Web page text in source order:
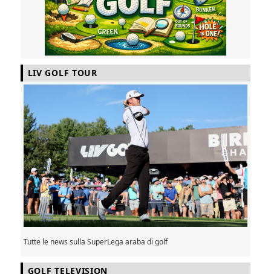
LIV GOLF TOUR
Tutte le news sulla SuperLega araba di golf
GOLF TELEVISION